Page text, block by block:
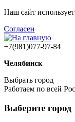
Наш сайт
Согласен
+7(981)077-97-84
Челябинск
Выбрать город
Работаем по всей
Выберите город